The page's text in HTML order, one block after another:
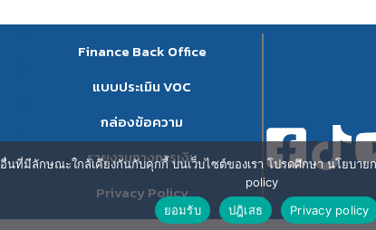
Finance Back Office
แบบประเมิน VOC
กล่องข้อความ
รายงานทางการเงิน
Privacy Policy
นที่มีลักษณะใกล้เคียงกันกับคุกกี้ บนเว็บไซต์ของเรา โปรดศึกษา นโยบ
policy
ยอมรับ
ปฎิเสธ Privacy policy